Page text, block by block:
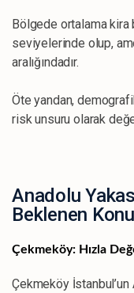
Bölgede ortalama
seviyelerinde olup,
aralığındadır.
Öte yandan,
risk unsuru olarak
Anadolu
Beklenen
Çekmeköy: Hızla
Çekmeköy İstanbul’un